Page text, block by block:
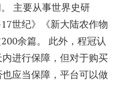
主要从事世界史研
世纪》《新大陆农作物
余篇。 此外，程冠认
进行保障，但对于购买
应当保障，平台可以做